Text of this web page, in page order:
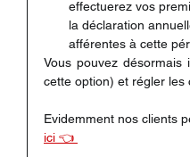
effectuerez vos
la déclaration
afférentes à cette
Vous pouvez
cette option) et régler les
Evidemment nos clients
ici 👈